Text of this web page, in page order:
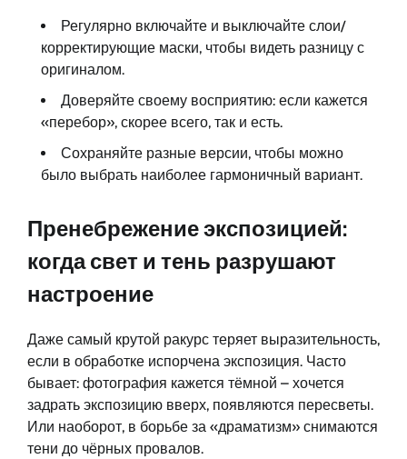
Регулярно включайте и выключайте слои/
корректирующие маски, чтобы видеть разницу с
оригиналом.
Доверяйте своему восприятию: если кажется
«перебор», скорее всего, так и есть.
Сохраняйте разные версии, чтобы можно
было выбрать наиболее гармоничный вариант.
Пренебрежение экспозицией:
когда свет и тень разрушают
настроение
Даже самый крутой ракурс теряет выразительность,
если в обработке испорчена экспозиция. Часто
бывает: фотография кажется тёмной – хочется
задрать экспозицию вверх, появляются пересветы.
Или наоборот, в борьбе за «драматизм» снимаются
тени до чёрных провалов.